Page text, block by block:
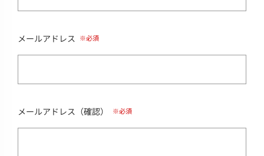
メールアドレス
メールアドレス（確認）